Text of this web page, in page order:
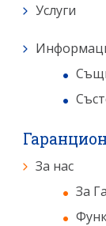
Услуги
За нас
За